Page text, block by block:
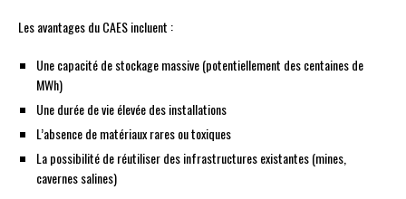
Les avantages du CAES incluent :
Une capacité de stockage massive (potentiellement des centaines de
MWh)
Une durée de vie élevée des installations
L’absence de matériaux rares ou toxiques
La possibilité de réutiliser des infrastructures existantes (mines,
cavernes salines)